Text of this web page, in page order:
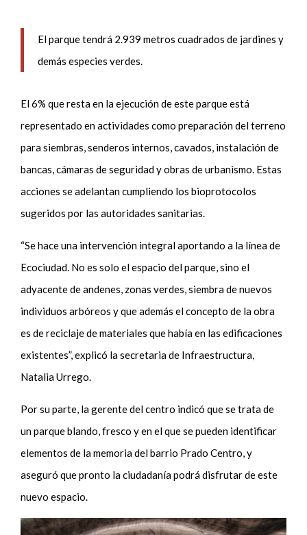
El parque tendrá 2.939 metros cuadrados de jardines y
demás especies verdes.
El 6% que resta en la ejecución de este parque está
representado en actividades como preparación del terreno
para siembras, senderos internos, cavados, instalación de
bancas, cámaras de seguridad y obras de urbanismo. Estas
acciones se adelantan cumpliendo los bioprotocolos
sugeridos por las autoridades sanitarias.
“Se hace una intervención integral aportando a la línea de
Ecociudad. No es solo el espacio del parque, sino el
adyacente de andenes, zonas verdes, siembra de nuevos
individuos arbóreos y que además el concepto de la obra
es de reciclaje de materiales que había en las edificaciones
existentes”, explicó la secretaria de Infraestructura,
Natalia Urrego.
Por su parte, la gerente del centro indicó que se trata de
un parque blando, fresco y en el que se pueden identificar
elementos de la memoria del barrio Prado Centro, y
aseguró que pronto la ciudadanía podrá disfrutar de este
nuevo espacio.